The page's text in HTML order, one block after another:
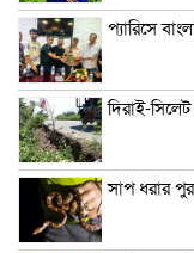
প্যারিসে
দিরাই-
সাপ ধরার